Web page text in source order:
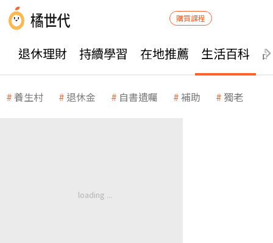
購買課程
退休理財 持續學習 在地推薦 生活百科
養生村 退休金 自書遺囑 補助 獨老